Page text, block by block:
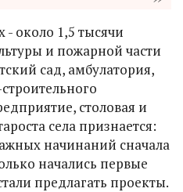
около 1,5 тысячи
и пожарной части
сад, амбулатория,
столовая и
села признается:
начинаний сначала
начались первые
предлагать проекты.